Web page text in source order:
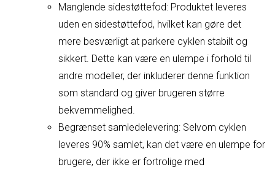
Manglende sidestøttefod: Produktet leveres
uden en sidestøttefod, hvilket kan gøre det
mere besværligt at parkere cyklen stabilt og
sikkert. Dette kan være en ulempe i forhold til
andre modeller, der inkluderer denne funktion
som standard og giver brugeren større
bekvemmelighed.
Begrænset samledelevering: Selvom cyklen
leveres 90% samlet, kan det være en ulempe for
brugere, der ikke er fortrolige med